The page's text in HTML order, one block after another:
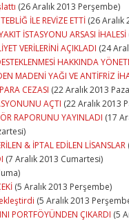
(26 Aralık 2013 Perşembe)
İLE REVİZE ETTİ (26 Aralık
İSTASYONU ARSASI İHALESİ
VERİLERİNİ AÇIKLADI (24
HAKKINDA
MADENİ YAĞI VE ANTİFRİZ
CEZASI (22 Aralık 2013
AÇTI (22 Aralık 2013
RAPORUNU YAYINLADI (17
& İPTAL EDİLEN LİSANSLAR
(7 Aralık 2013 Cumartesi)
(5 Aralık 2013 Perşembe)
(5 Aralık 2013
PORTFÖYÜNDEN ÇIKARDI (5